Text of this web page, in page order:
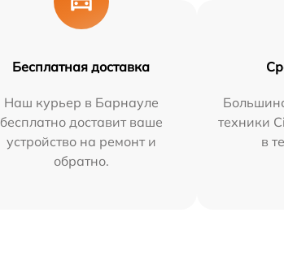
Бесплатная доставка
Наш курьер в Барнауле
бесплатно доставит ваше
устройство на ремонт и
обратно.
техники
в